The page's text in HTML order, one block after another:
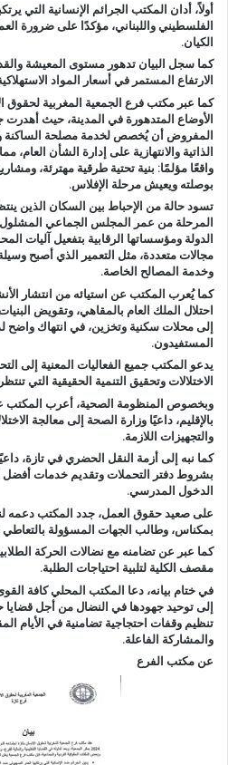
ي
ا
أولاً، أدان المكتب الجرائم الإنسانية التي
الفلسطيني واللبناني، مؤكدًا على ضرورة
الكيان.
كما سجل البيان تدهور مستوى المعيشة
الارتفاع المستمر في أسعار المواد
كما عبر مكتب فرع الجمعية المغربية لحقوق
الأوضاع المتدهورة في المدينة، حيث أهدرت
المفروض أن يُخصص لخدمة مصلحة الساكنة
الذاتية والانتهازية على إدارة الشأن
واقعًا مؤلمًا: بنية تحتية طرقية مهترئة،
بوصلته ويعيش مرحلة الإفلاس.
تسود حالة من الإحباط بين السكان الذين
المرحلة من عمر المجلس الجماعي
الدولة ومؤسساتها الرقابية بتفعيل آليات
مجالات متعددة، مثل التعمير الذي أصبح
وخدمة المصالح الخاصة.
كما يُعرب المكتب عن استيائه من انتشار
احتلال الملك العام بالمقاهي، وتقويض
إلى محلات سكنية وتخزين، في انتهاك واضح
المستفيدون.
يدعو المكتب جميع الفعاليات المعنية إلى
الاختلالات وتحقيق التنمية الحقيقية التي
وبخصوص المنظومة الصحية، أعرب المكتب
بالإقليم، داعيًا وزارة الصحة إلى معالجة
والتجهيزات اللازمة.
كما نبه إلى أزمة النقل الحضري في تازة،
بشروط دفتر التحملات وتقديم خدمات
الدخول المدرسي.
على صعيد حقوق العمل، جدد المكتب دعمه
بمكناس، وطالب الجهات المسؤولة بالتعاطي
كما عبر عن تضامنه مع نضالات الحركة
مقصف الكلية لتلبية احتياجات الطلبة.
في ختام بيانه، دعا المكتب المحلي كافة
إلى توحيد جهودها في النضال من أجل
تنظيم وقفات احتجاجية تضامنية في الأيام
والمشاركة الفاعلة.
عن مكتب الفرع